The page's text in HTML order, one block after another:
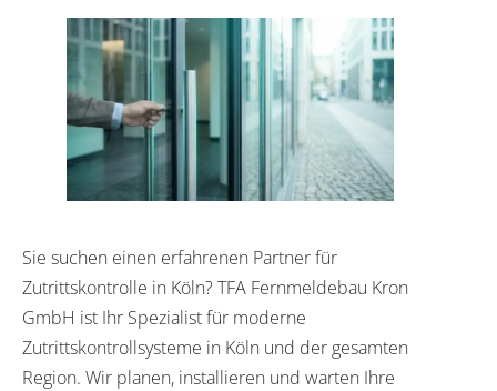
Sie suchen einen erfahrenen Partner für
Zutrittskontrolle in Köln? TFA Fernmeldebau Kron
GmbH ist Ihr Spezialist für moderne
Zutrittskontrollsysteme in Köln und der gesamten
Region. Wir planen, installieren und warten Ihre